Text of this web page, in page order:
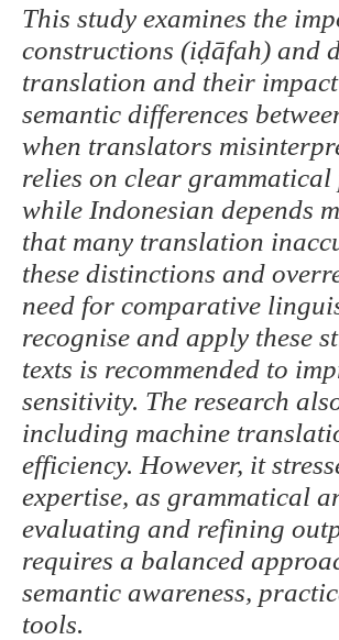
This study examines the
constructions (iḍāfah) and
translation and their
semantic differences
when translators
relies on clear grammatical
while Indonesian depends
that many translation
these distinctions and
need for comparative
recognise and apply these
texts is recommended to
sensitivity. The research
including machine
efficiency. However, it
expertise, as grammatical
evaluating and refining
requires a balanced
semantic awareness,
tools.